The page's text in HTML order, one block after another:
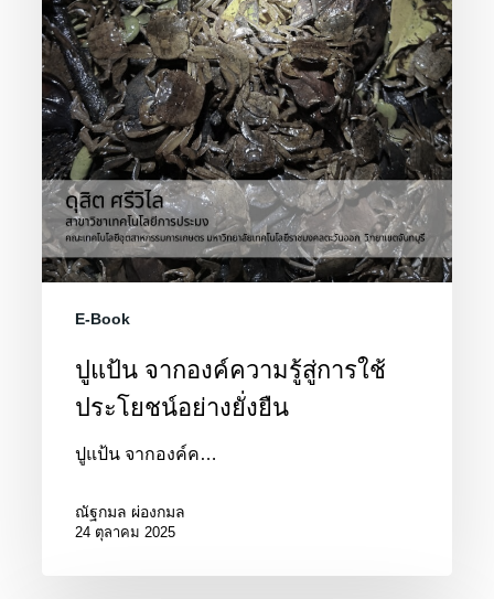
ยั่งยืน
E-Book
ปูแป้น จากองค์ความรู้สู่การใช้
ประโยชน์อย่างยั่งยืน
ปูแป้น จากองค์ค…
ณัฐกมล ผ่องกมล
24 ตุลาคม 2025